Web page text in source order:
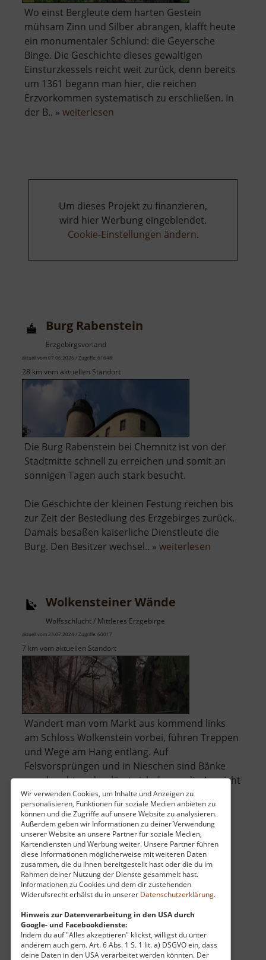
Wir verwenden Cookies, um Inhalte und Anzeigen zu
personalisieren, Funktionen für soziale Medien anbieten zu
können und die Zugriffe auf unsere Website zu analysieren.
Außerdem geben wir Informationen zu deiner Verwendung
unserer Website an unsere Partner für soziale Medien,
Kartendiensten und Werbung weiter. Unsere Partner führen
diese Informationen möglicherweise mit weiteren Daten
zusammen, die du ihnen bereitgestellt hast oder die du im
Rahmen deiner Nutzung der Dienste gesammelt hast.
Informationen zu Cookies und dem dir zustehenden
Widerufsrecht erhälst du in unserer Datenschutzerklärung.
Hinweis zur Datenverarbeitung in den USA durch
Google- und Facebookdienste:
Indem du auf "Alles akzeptieren" klickst, willigst du unter
anderem auch gem. Art. 6 Abs. 1 S. 1 lit. a) DSGVO ein, dass
deine Daten in den USA verarbeitet werden könnten. Der
Wo einst Bergleute dem harten Gestein
mühsam Zinn und Silber abrangen, klafft heute
ein monumentaler Schlund: die Geyersche
Binge. Die Geschichte dieses gewaltigen
Einsturzkessels reicht weit zurück, denn bereits
um 1361 begann man hier, die reichen
Erzvorkommen systematisch zu erschließen. In
der B.. » weiterlesen
Um dieses Projekt zu finanzieren,
wird hier Werbung eingeblendet.
Cookie-Einstellungen ändern.
Burg Rabenstein
Erzgebirgsvorland
aktuell vom 07.06.2026 / Zugriffe: 61648
28 km vom aktuellen Standort
Die Burg Rabenstein bei Chemnitz ist von der
Stadtmitte schnell zu erreichen und somit an
sonnigen Tagen auch stark besucht.
Die Geschichte der kleinen Festung reichen bis
zur Zeit der Besiedlung des Erzgebirges zurück.
Damals besaßen kaiserliche Dienstleute die
Burg. Den Besitzer wechsel.. » weiterlesen
Wolkensteiner Wände
Wolfsschlucht / Mittleres Erzgebirge
aktuell vom 23.07.2024 / Zugriffe: 60017
7 km vom aktuellen Standort
Wandert man vom Markt aus kommend links
am Schloss Wolkenstein vorbei, führen Treppen
und Wege am Hang entlang. Auf
Felsvorsprüngen und in Nieschen sind Bänke
angebracht und es lässt sich da aus die Aussicht
ins Zschopautal genießen.
Möchte man hinab zum Fluss, kommt man
durch die Wolfsch.. »weiterlesenüber
Wolkensteiner
Wände
Fortunastollen
Besucherbergwerk / Mittleres Erzgebirge
aktuell vom 12.04.2026 / Zugriffe: 55982
31 km vom aktuellen Standort